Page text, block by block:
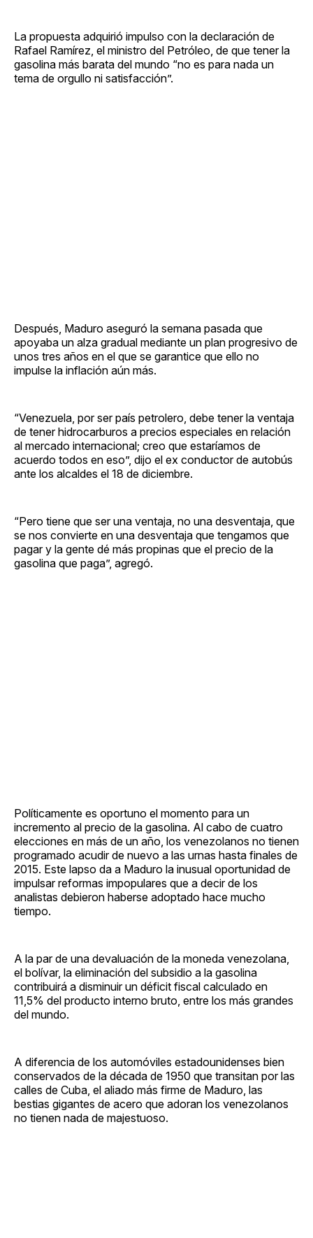
La propuesta adquirió impulso con la declaración de
Rafael Ramírez, el ministro del Petróleo, de que tener la
gasolina más barata del mundo “no es para nada un
tema de orgullo ni satisfacción”.
Después, Maduro aseguró la semana pasada que
apoyaba un alza gradual mediante un plan progresivo de
unos tres años en el que se garantice que ello no
impulse la inflación aún más.
“Venezuela, por ser país petrolero, debe tener la ventaja
de tener hidrocarburos a precios especiales en relación
al mercado internacional; creo que estaríamos de
acuerdo todos en eso”, dijo el ex conductor de autobús
ante los alcaldes el 18 de diciembre.
“Pero tiene que ser una ventaja, no una desventaja, que
se nos convierte en una desventaja que tengamos que
pagar y la gente dé más propinas que el precio de la
gasolina que paga”, agregó.
Políticamente es oportuno el momento para un
incremento al precio de la gasolina. Al cabo de cuatro
elecciones en más de un año, los venezolanos no tienen
programado acudir de nuevo a las urnas hasta finales de
2015. Este lapso da a Maduro la inusual oportunidad de
impulsar reformas impopulares que a decir de los
analistas debieron haberse adoptado hace mucho
tiempo.
A la par de una devaluación de la moneda venezolana,
el bolívar, la eliminación del subsidio a la gasolina
contribuirá a disminuir un déficit fiscal calculado en
11,5% del producto interno bruto, entre los más grandes
del mundo.
A diferencia de los automóviles estadounidenses bien
conservados de la década de 1950 que transitan por las
calles de Cuba, el aliado más firme de Maduro, las
bestias gigantes de acero que adoran los venezolanos
no tienen nada de majestuoso.